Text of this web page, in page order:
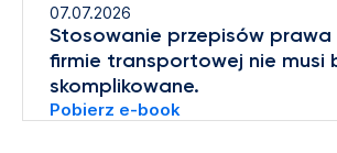
07.07.2026
Stosowanie przepisów prawa
firmie transportowej nie musi
skomplikowane.
Pobierz e-book